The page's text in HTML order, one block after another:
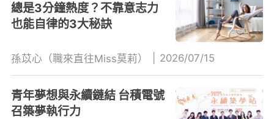
總是3分鐘熱度？不靠意志力
也能自律的3大秘訣
孫苡心（職來直往Miss莫莉） 2026/07/15
青年夢想與永續鏈結 台積電號
召築夢執行力